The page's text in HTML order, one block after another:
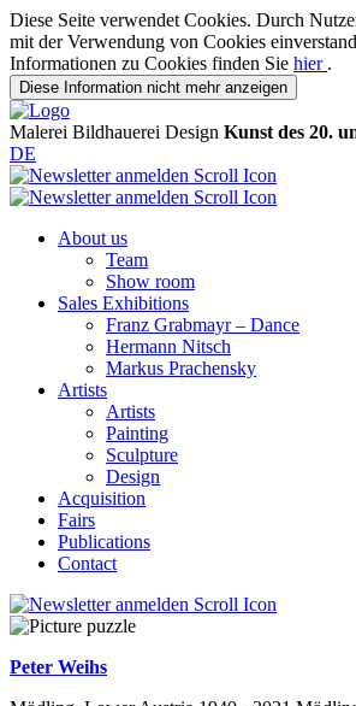
Diese Seite verwendet Cookies. Durch
mit der Verwendung von Cookies
Informationen zu Cookies finden Sie hier .
Diese Information nicht mehr anzeigen
Malerei Bildhauerei Design Kunst des 20.
DE
About us
Team
Show room
Sales Exhibitions
Franz Grabmayr – Dance
Hermann Nitsch
Markus Prachensky
Artists
Artists
Painting
Sculpture
Design
Acquisition
Fairs
Publications
Contact
Peter Weihs